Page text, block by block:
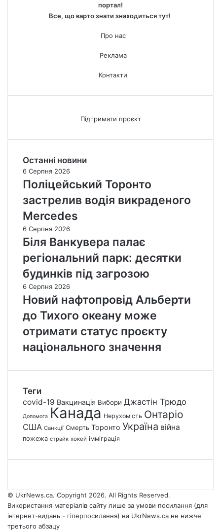
портал!
Все, що варто знати знаходиться тут!
Про нас
Реклама
Контакти
Підтримати проєкт
Останні новини
6 Серпня 2026
Поліцейський Торонто
застрелив водія викраденого
Mercedes
6 Серпня 2026
Біля Ванкувера палає
регіональний парк: десятки
будинків під загрозою
6 Серпня 2026
Новий нафтопровід Альберти
до Тихого океану може
отримати статус проєкту
національного значення
Теги
covid-19 Вакцинація Вибори Джастін Трюдо
Допомога Канада Нерухомість Онтаріо
США Санкції Смерть Торонто Україна війна
пожежа страйк хокей імміграція
© UkrNews.ca. Copyright 2026. All Rights Reserved.
Використання матеріалів сайту лише за умови посилання (для
інтернет-видань - гіперпосилання) на UkrNews.ca не нижче
третього абзацу